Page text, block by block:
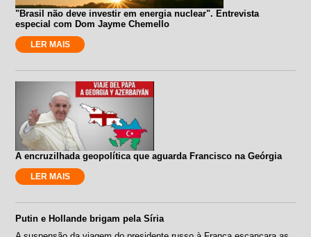
"Brasil não deve investir em energia nuclear". Entrevista
especial com Dom Jayme Chemello
LER MAIS
A encruzilhada geopolítica que aguarda Francisco na Geórgia
LER MAIS
Putin e Hollande brigam pela Síria